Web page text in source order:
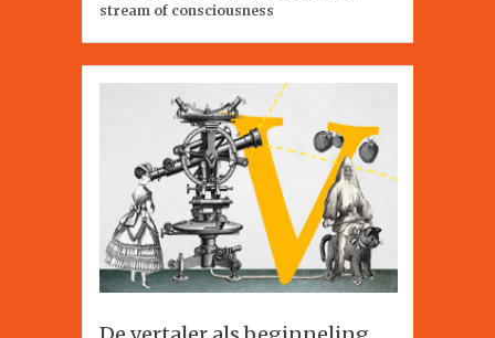
stream of consciousness